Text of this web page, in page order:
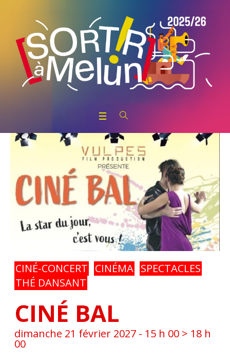
CINÉ-CONCERT CINÉMA SPECTACLES
THÉ DANSANT
CINÉ BAL
dimanche 21 février 2027 - 15 h 00 > 18 h
00